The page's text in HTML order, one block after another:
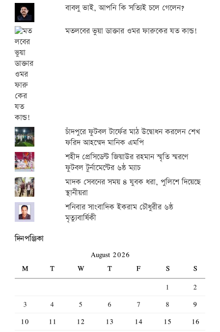
বাবলু ভাই, আপনি কি সত্যিই চলে গেলেন?
মতলবের ভুয়া ডাক্তার ওমর ফারুকের যত কান্ড!
চাঁদপুরে ফুটবল টার্ফের মাঠ উদ্বোধন করলেন শেখ
ফরিদ আহম্মেদ মানিক এমপি
শহীদ প্রেসিডেন্ট জিয়াউর রহমান স্মৃতি স্মরণে
ফুটবল টুর্নামেন্টের ৬ষ্ঠ ম্যাচ
মাদক সেবনের সময় ৪ যুবক ধরা, পুলিশে দিয়েছে
স্থানীয়রা
শনিবার সাংবাদিক ইকরাম চৌধুরীর ৬ষ্ঠ
মৃত্যুবার্ষিকী
দিনপঞ্জিকা
August 2026
M
T W T F S
S
1
2
3
4 5 6 7 8
9
10
11 12 13 14 15
16